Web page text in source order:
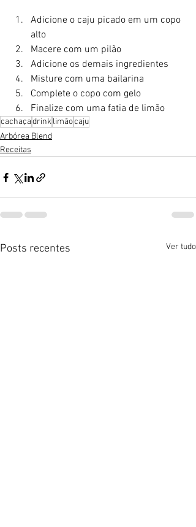
Adicione o caju picado em um copo
alto
Macere com um pilão
Adicione os demais ingredientes
Misture com uma bailarina
Complete o copo com gelo
Finalize com uma fatia de limão
cachaçadrinklimãocaju
Arbórea Blend
Receitas
Posts recentes Ver tudo